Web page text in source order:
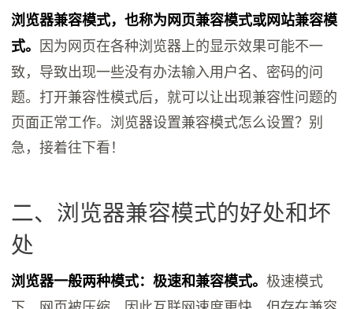
浏览器兼容模式，也称为网页兼容模式或网站兼容模
式。 因为网页在各种浏览器上的显示效果可能不一
致，导致出现一些没有办法输入用户名、密码的问
题。打开兼容性模式后，就可以让出现兼容性问题的
页面正常工作。浏览器设置兼容模式怎么设置？别
急，接着往下看！
二、浏览器兼容模式的好处和坏
处
浏览器一般两种模式：极速和兼容模式。极速模式